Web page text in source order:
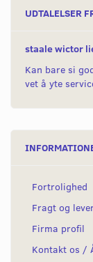
UDTALELSER
staale wictor
Kan bare si
vet å yte
Fortrolighed
Fragt og
Firma profil
Kontakt os /